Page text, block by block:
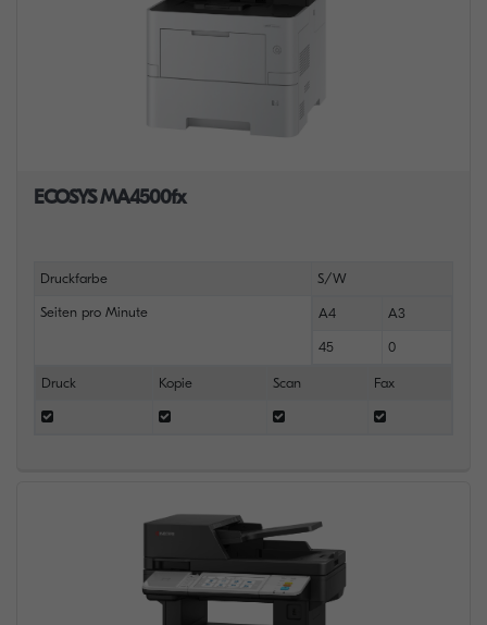
ECOSYS MA4500fx
Druckfarbe S/W
Seiten pro Minute A4 A3
45 0
Druck Kopie Scan Fax